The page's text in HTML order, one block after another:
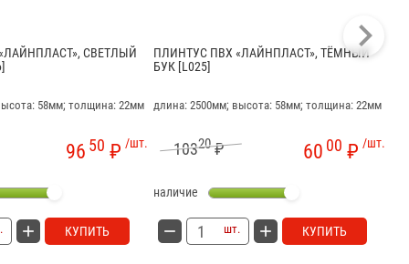
СВЕТЛЫЙ
58мм; толщина: 22мм
/шт.
96 50 ₽
КУПИТЬ
ПЛИНТУС ПВХ «ЛАЙНПЛАСТ», ТЁМНЫЙ
БУК [L025]
длина: 2500мм; высота: 58мм; толщина: 22мм
10320₽ /шт.
60 00 ₽
наличие
шт. КУПИТЬ